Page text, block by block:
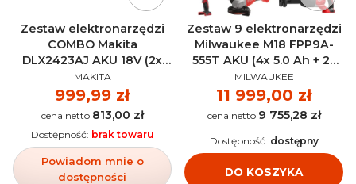
Zestaw elektronarzędzi
COMBO Makita
DLX2423AJ AKU 18V (2x
2.0Ah)
PRODUCENT
MAKITA
Cena
999,99 zł
Cena 813,00 zł
Powiadom mnie o
dostępności
Dostępność: brak towaru
Zestaw 9 elektronarzędzi
Milwaukee M18 FPP9A-
555T AKU (4x 5.0 Ah + 2x
5.5 Ah)
PRODUCENT
MILWAUKEE
Cena
11 999,00 zł
Cena 9 755,28 zł
DO KOSZYKA
Dostępność: dostępny